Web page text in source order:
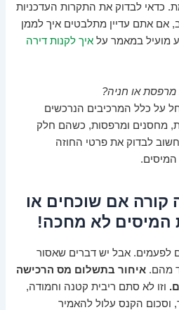
כדאי לבדוק את התקרות העדכניות
אתם עדיין מתלבטים איך לממן
מועיל במאמר עלאיך לקנות דירה
או חניה?
על כלל המרכיבים הנרכשים
מחסנים ומרפסות, כשהם חלק
לבדוק את פרטי החוזה
אם שוכחים או
המיסים לא מחכה!
לפעמים. אבל יש דברים שאסור
מהם.איחור בתשלום מס הרכישה
וזו לא סתם ריבית קטנה וחמודה,
וסכום הקנס עלול להאמיר